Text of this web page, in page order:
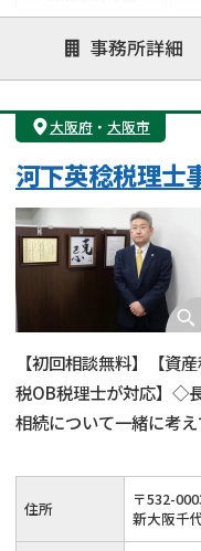
注力案件
遺言書作成・遺言執行
遺産分割
相続手続き
成年後見・任意後見
相続人調査
相続トラブル
事務所詳細
大阪府・ 大阪市
河下英稔税理士
【初回相談無料】【資
税OB税理士が対応】◇
相続について一緒に考
住所 〒532-
新大阪千